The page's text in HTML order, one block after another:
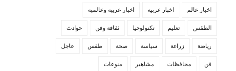
اخبار عالم اخبار عربية اخبار عربية وعالمية
الطقس تعليم تكنولوجيا ثقافة وفن حوادث
رياضة زراعة سياسة صحة طقس عاجل
فن محافظات مشاهير منوعات